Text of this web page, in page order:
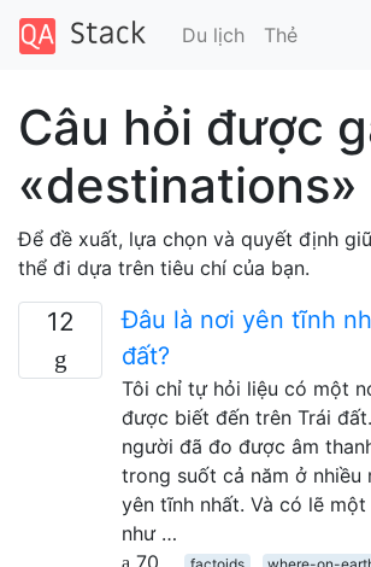
Du lịch Thẻ
Câu hỏi được
«destinations»
Để đề xuất, lựa chọn và quyết định
thể đi dựa trên tiêu chí của bạn.
12
Đâu là nơi yên tĩnh
đất?
Tôi chỉ tự hỏi liệu có một
được biết đến trên Trái
người đã đo được âm
trong suốt cả năm ở nhiều
yên tĩnh nhất. Và có lẽ
như …
70